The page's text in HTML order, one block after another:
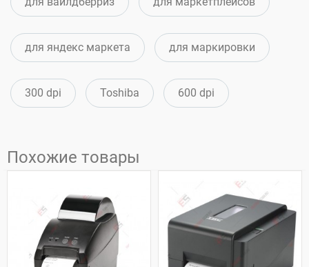
для яндекс маркета для маркировки
300 dpi Toshiba 600 dpi
Похожие товары